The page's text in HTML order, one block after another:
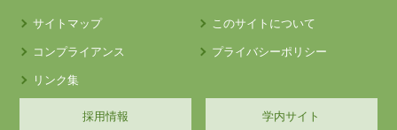
サイトマップ
このサイトについて
コンプライアンス
プライバシーポリシー
リンク集
採用情報 学内サイト